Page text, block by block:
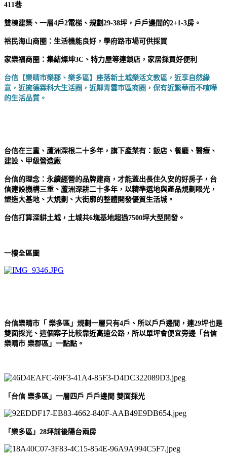
411巷
雙棟建築、一層4戶2電梯、規劃29-38坪，戶戶邊間的2+1-3房。
裕民海山商圈：生活機能良好，學府路市場可供採買
家樂福商圈：集結燦坤3C、特力屋等連鎖店，家居採買好便利
台信【樂晴市樂郡、樂多區】座落新土城樂活文教區，近享自然綠
意，近擁德霖科大生活圈，近鄰青雲市區商圈，保有近繁華而不喧嘩
的生活品質。
台信在三重、蘆洲深根二十多年，旗下產業有：飯店、餐廳、醫療、
建設、 甲級營造廠
台信的理念：永續經營的品牌建商，才能蓋出長住久安的好房子，台
信建設機構三重、蘆洲深耕二十多年，以精準選地與產品規劃眼光，
塑造大基地、大規劃、大街廓的整體開發優質生活城。
台信打算深耕土城，土城共6塊基地超過7500坪大型開發 。
一樓全區圖
台信樂晴市「 樂多區」規劃一層只有4戶、所以戶戶邊間，連29坪也是
雙面採光、這個案子比較靠近高速公路，所以單坪會便宜旁邊「台信
樂晴市 樂郡區」一點點。
「台信 樂多區」一層四戶 戶戶邊間 雙面採光
「樂多區」28坪前後陽台兩房